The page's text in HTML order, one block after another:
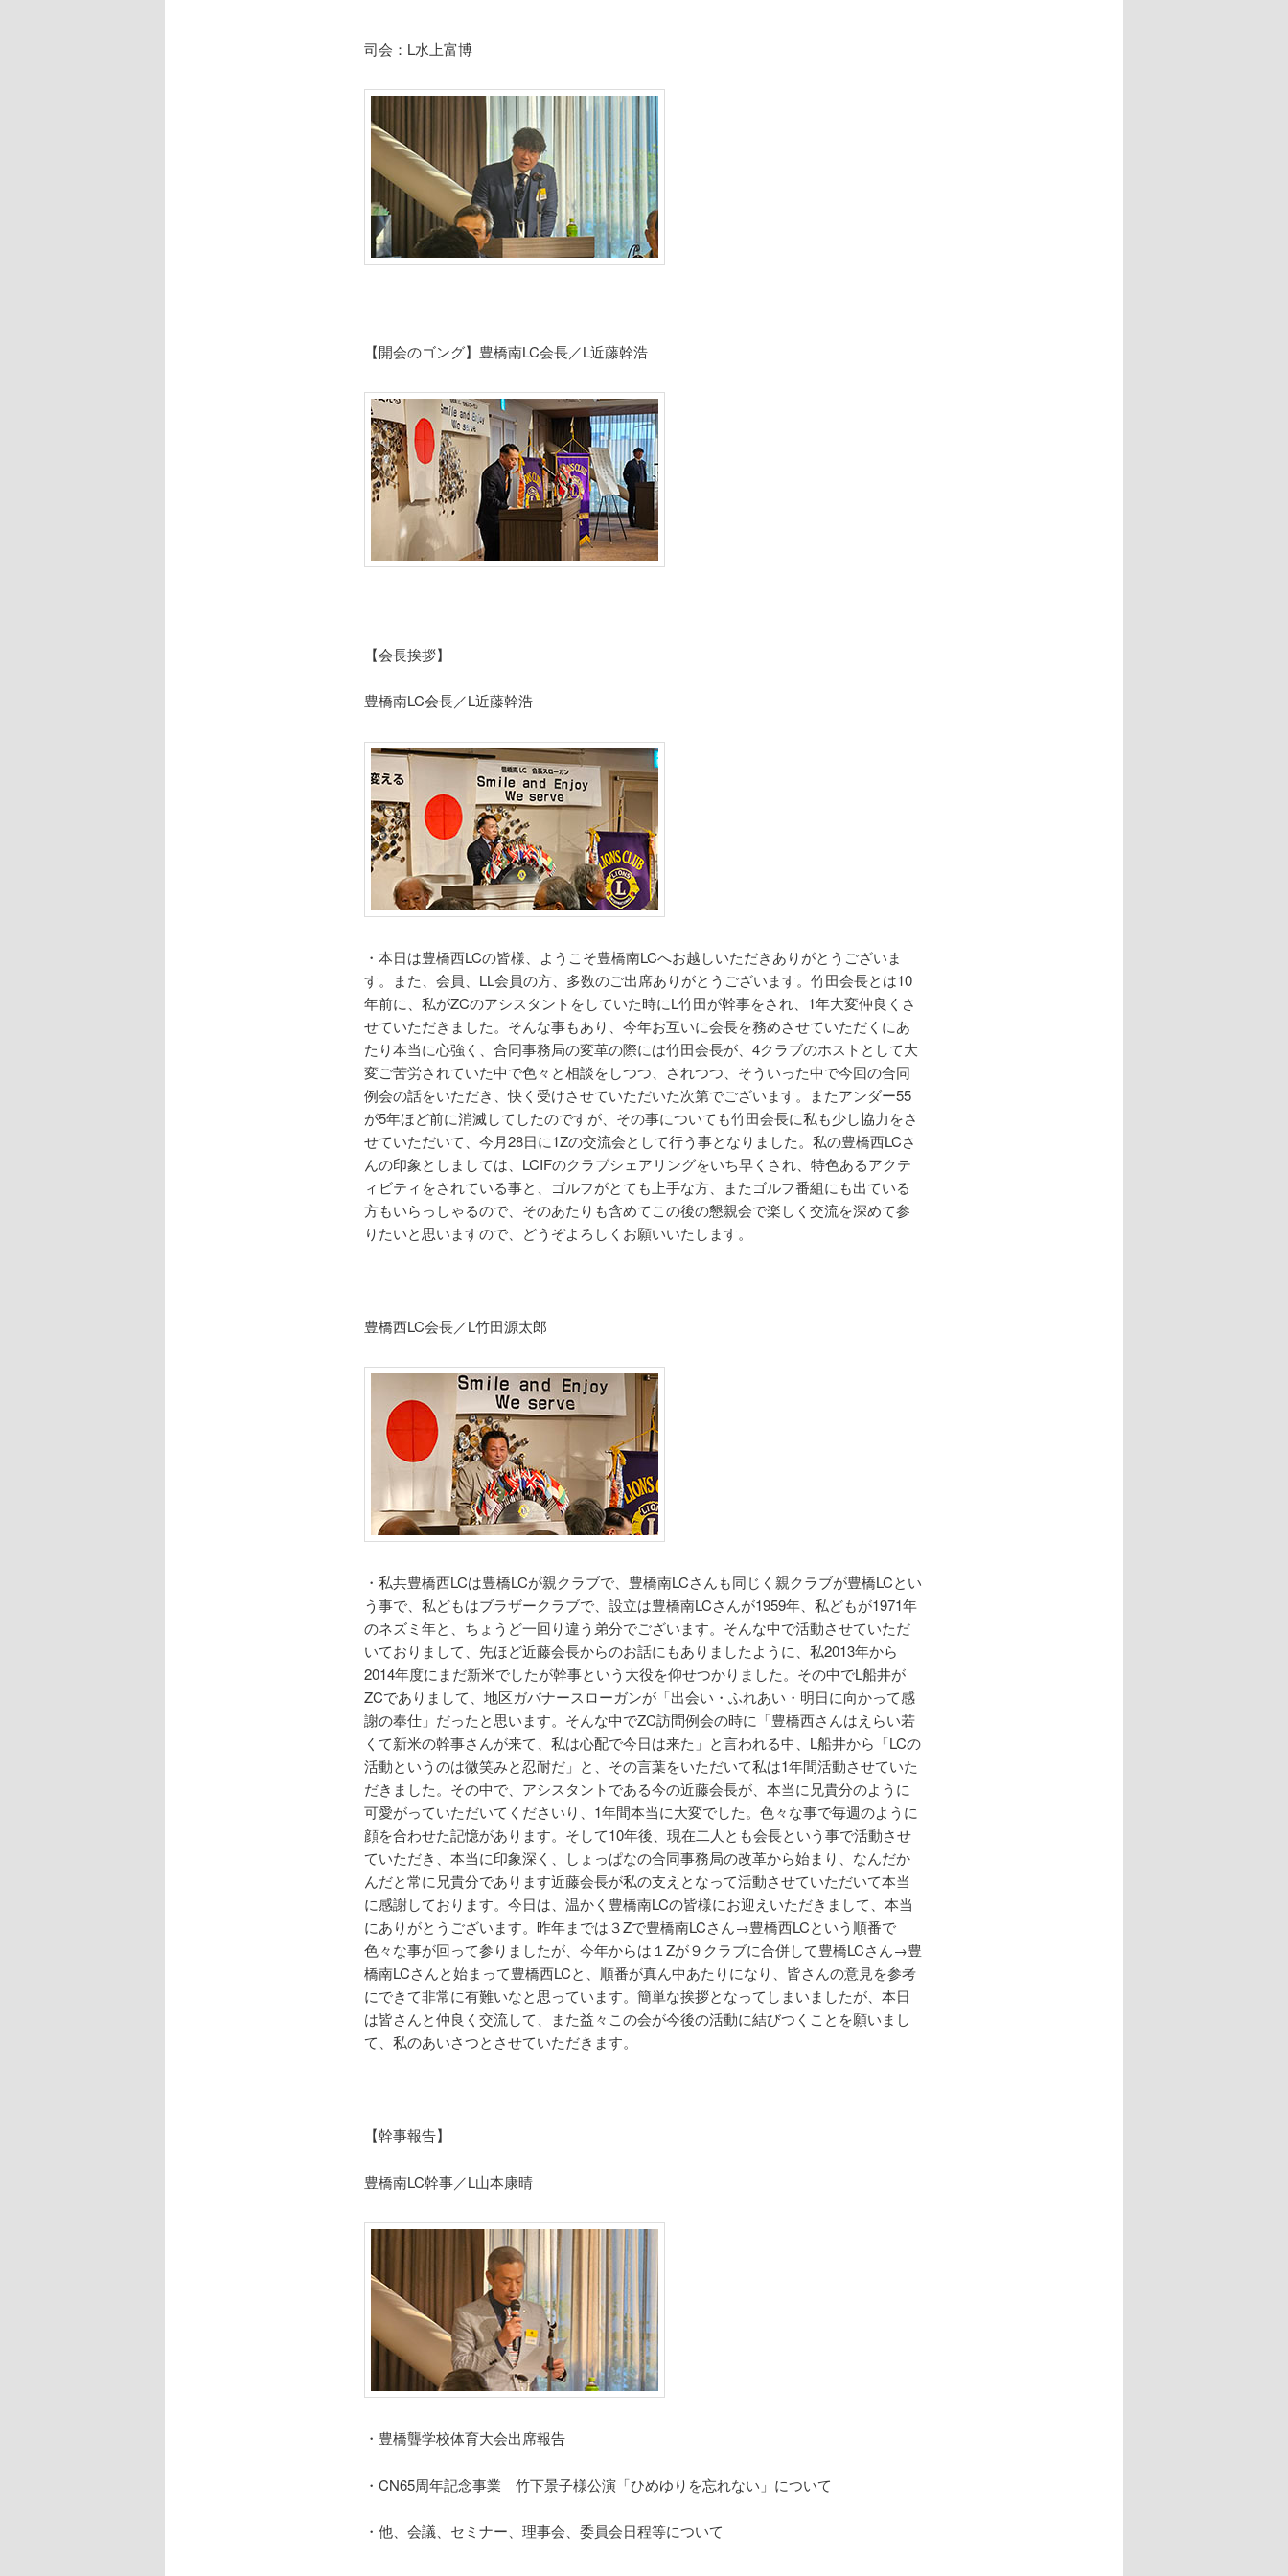
司会：L水上富博
【開会のゴング】豊橋南LC会長／L近藤幹浩
【会長挨拶】
豊橋南LC会長／L近藤幹浩
・本日は豊橋西LCの皆様、ようこそ豊橋南LCへお越しいただきありがとうございま
す。また、会員、LL会員の方、多数のご出席ありがとうございます。竹田会長とは10
年前に、私がZCのアシスタントをしていた時にL竹田が幹事をされ、1年大変仲良くさ
せていただきました。そんな事もあり、今年お互いに会長を務めさせていただくにあ
たり本当に心強く、合同事務局の変革の際には竹田会長が、4クラブのホストとして大
変ご苦労されていた中で色々と相談をしつつ、されつつ、そういった中で今回の合同
例会の話をいただき、快く受けさせていただいた次第でございます。またアンダー55
が5年ほど前に消滅してしたのですが、その事についても竹田会長に私も少し協力をさ
せていただいて、今月28日に1Zの交流会として行う事となりました。私の豊橋西LCさ
んの印象としましては、LCIFのクラブシェアリングをいち早くされ、特色あるアクテ
ィビティをされている事と、ゴルフがとても上手な方、またゴルフ番組にも出ている
方もいらっしゃるので、そのあたりも含めてこの後の懇親会で楽しく交流を深めて参
りたいと思いますので、どうぞよろしくお願いいたします。
豊橋西LC会長／L竹田源太郎
・私共豊橋西LCは豊橋LCが親クラブで、豊橋南LCさんも同じく親クラブが豊橋LCとい
う事で、私どもはブラザークラブで、設立は豊橋南LCさんが1959年、私どもが1971年
のネズミ年と、ちょうど一回り違う弟分でございます。そんな中で活動させていただ
いておりまして、先ほど近藤会長からのお話にもありましたように、私2013年から
2014年度にまだ新米でしたが幹事という大役を仰せつかりました。その中でL船井が
ZCでありまして、地区ガバナースローガンが「出会い・ふれあい・明日に向かって感
謝の奉仕」だったと思います。そんな中でZC訪問例会の時に「豊橋西さんはえらい若
くて新米の幹事さんが来て、私は心配で今日は来た」と言われる中、L船井から「LCの
活動というのは微笑みと忍耐だ」と、その言葉をいただいて私は1年間活動させていた
だきました。その中で、アシスタントである今の近藤会長が、本当に兄貴分のように
可愛がっていただいてくださいり、1年間本当に大変でした。色々な事で毎週のように
顔を合わせた記憶があります。そして10年後、現在二人とも会長という事で活動させ
ていただき、本当に印象深く、しょっぱなの合同事務局の改革から始まり、なんだか
んだと常に兄貴分であります近藤会長が私の支えとなって活動させていただいて本当
に感謝しております。今日は、温かく豊橋南LCの皆様にお迎えいただきまして、本当
にありがとうございます。昨年までは３Zで豊橋南LCさん→豊橋西LCという順番で
色々な事が回って参りましたが、今年からは１Zが９クラブに合併して豊橋LCさん→豊
橋南LCさんと始まって豊橋西LCと、順番が真ん中あたりになり、皆さんの意見を参考
にできて非常に有難いなと思っています。簡単な挨拶となってしまいましたが、本日
は皆さんと仲良く交流して、また益々この会が今後の活動に結びつくことを願いまし
て、私のあいさつとさせていただきます。
【幹事報告】
豊橋南LC幹事／L山本康晴
・豊橋聾学校体育大会出席報告
・CN65周年記念事業 竹下景子様公演「ひめゆりを忘れない」について
・他、会議、セミナー、理事会、委員会日程等について